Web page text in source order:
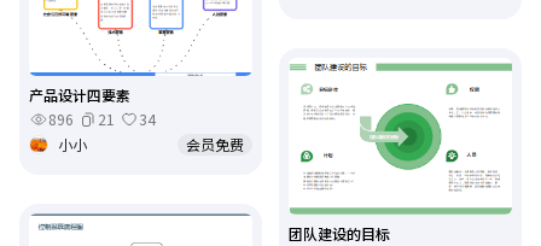
产品设计四要素
896
21
34
小小
会员免费
团队建设的目标